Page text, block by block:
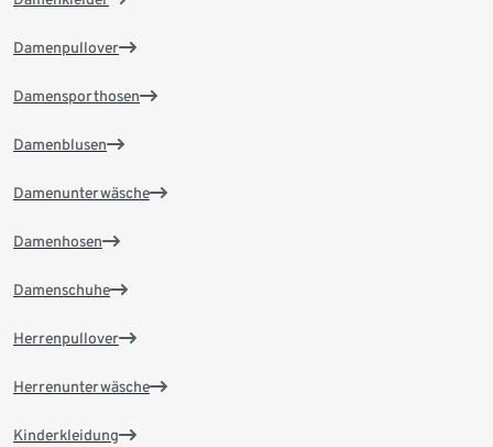
Damenpullover
Damensporthosen
Damenblusen
Damenunterwäsche
Damenhosen
Damenschuhe
Herrenpullover
Herrenunterwäsche
Kinderkleidung